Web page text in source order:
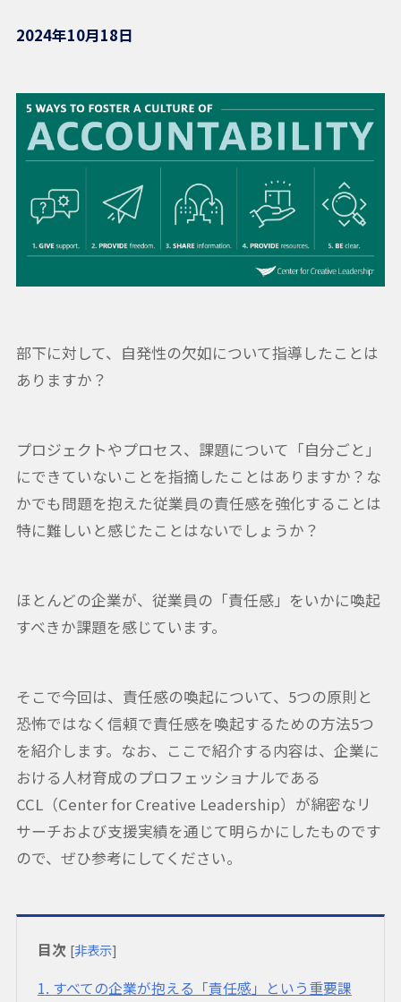
2024年10月18日
部下に対して、自発性の欠如について指導したことは
ありますか？
プロジェクトやプロセス、課題について「自分ごと」
にできていないことを指摘したことはありますか？な
かでも問題を抱えた従業員の責任感を強化することは
特に難しいと感じたことはないでしょうか？
ほとんどの企業が、従業員の「責任感」をいかに喚起
すべきか課題を感じています。
そこで今回は、責任感の喚起について、5つの原則と
恐怖ではなく信頼で責任感を喚起するための方法5つ
を紹介します。なお、ここで紹介する内容は、企業に
おける人材育成のプロフェッショナルである
CCL（Center for Creative Leadership）が綿密なリ
サーチおよび支援実績を通じて明らかにしたものです
ので、ぜひ参考にしてください。
目次 [非表示]
1 すべての企業が抱える「責任感」という重要課